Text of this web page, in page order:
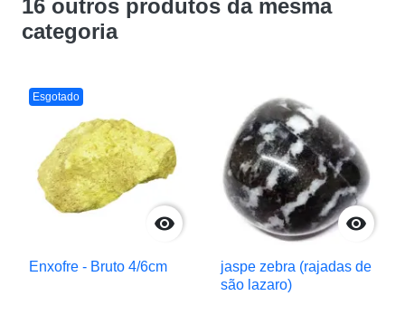
16 outros produtos da mesma
categoria
Esgotado

Enxofre - Bruto 4/6cm

jaspe zebra (rajadas de
são lazaro)